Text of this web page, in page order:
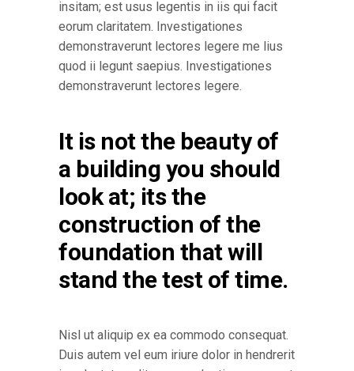
insitam; est usus legentis in iis qui facit
eorum claritatem. Investigationes
demonstraverunt lectores legere me lius
quod ii legunt saepius. Investigationes
demonstraverunt lectores legere.
It is not the beauty of
a building you should
look at; its the
construction of the
foundation that will
stand the test of time.
Nisl ut aliquip ex ea commodo consequat.
Duis autem vel eum iriure dolor in hendrerit